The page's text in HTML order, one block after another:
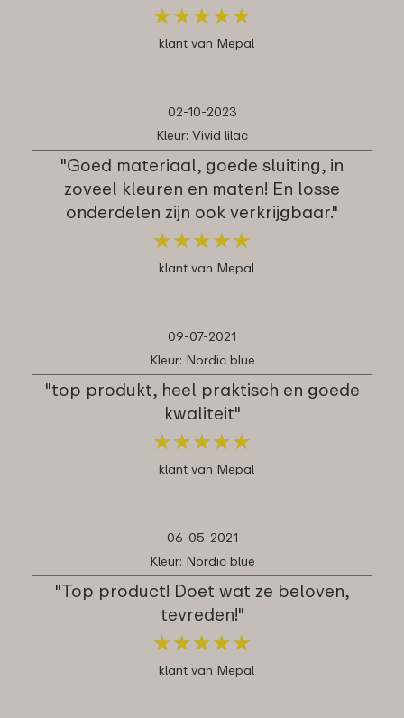
★★★★★
★★★★★
klant van Mepal
02-10-2023
Kleur: Vivid lilac
"Goed materiaal, goede sluiting, in
zoveel kleuren en maten! En losse
onderdelen zijn ook verkrijgbaar."
★★★★★
★★★★★
klant van Mepal
09-07-2021
Kleur: Nordic blue
"top produkt, heel praktisch en goede
kwaliteit"
★★★★★
★★★★★
klant van Mepal
06-05-2021
Kleur: Nordic blue
"Top product! Doet wat ze beloven,
tevreden!"
★★★★★
★★★★★
klant van Mepal